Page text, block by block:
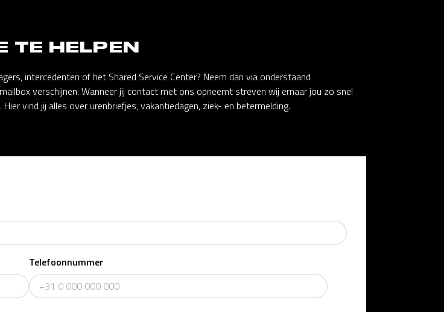
TE HELPEN
intercedenten of het Shared Service Center? Neem dan via onderstaand
verschijnen. Wanneer jij contact met ons opneemt streven wij ernaar jou zo snel
vind jij alles over urenbriefjes, vakantiedagen, ziek- en betermelding.
Telefoonnummer